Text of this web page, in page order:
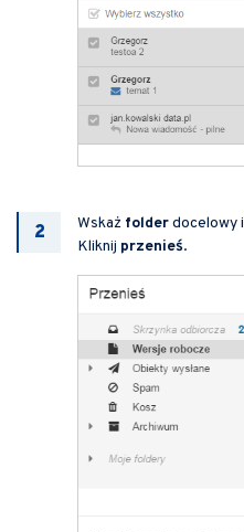
Wskaż folderdocelowy i
Kliknij przenieś.